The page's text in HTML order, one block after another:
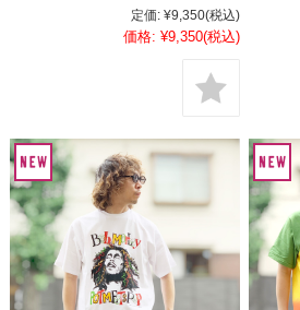
定価: ¥9,350(税込)
価格: ¥9,350(税込)